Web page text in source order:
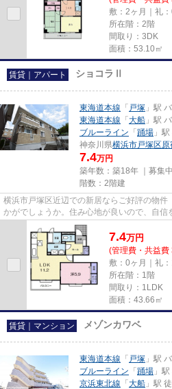
敷：2ヶ月｜礼：
所在階：2階
間取り：3DK
面積：53.10㎡
賃貸｜アパート ショコラⅡ
東海道本線 「 戸塚 」駅
東海道本線 「 大船 」駅
ブルーライン 「 踊場 」
神奈川県横浜市戸塚区原
7.4万円
築年数：築18年 ｜募集中
階数：2階建
横浜市戸塚区近辺での新居ならご好評の物
かがでしょうか。住み心地が良いので、自
株式会社アパマンメイトがお勧...
7.4万円
(管理費・共益費
敷：0ヶ月｜礼：
所在階：1階
間取り：1LDK
面積：43.66㎡
賃貸｜マンション メゾンカワベ
東海道本線 「 戸塚 」駅
ブルーライン 「 踊場 」
京浜東北線 「 大船 」駅